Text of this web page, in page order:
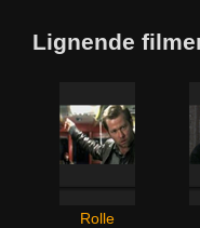
Lignende
Rolle